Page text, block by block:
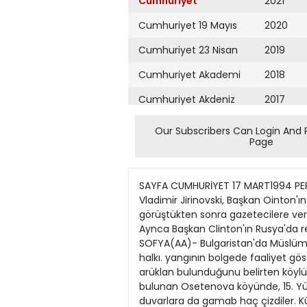
Cumhuriyet 19 Mayıs
Cumhuriyet 23 Nisan
Cumhuriyet Akademi
Cumhuriyet Akdeniz
Cumhuriyet Alışveriş
Cumhuriyet Ankara
Cumhuriyet Büyük
Taaruz
Cumhuriyet
Cumartesi
Cumhuriyet Çevre
2020
2019
2018
2017
2016
2015
2013
2012
2011
2010
2009
Our Subscribers Can Login And
Page
SAYFA CUMHURİYET 17 MART1994 PERŞEMBE 8 DIŞ HABERLER Clinton benden korkmasın' • MOSKOVA(AFP)- Rusya'da aşın sağcı lider Vladimir Jirinovski, Başkan Ointon'ın ondan korkmaması gerektiğini söyledi. Jirinovski Moskova'da eski ABD Başkanı Richard Nixon'la görüştükten sonra gazetecilere verdiği demeçte, "Bay Nixon aracıbğıyla Başkan Clintona şu mesajı gönderdim: Benden korkmayın. Aynca Başkan Clinton'ın Rusya'da reformculan desteklemekten de vazgeçmesi gerekiyor." dedi. Bulgaristarfda camiye saldın • SOFYA(AA)- Bulgaristan'da Müslümanlann yaşadığı bölgelerden biri olan Pavel Banyaya bağlı Gabarevo köyünün camisi yandı. Köy halkı. yangının bolgede faaliyet gösteren aşın milliyetçi Bulgarlar tarafından kasıtU olarak çıkartıldığını belirtiyor. Cami etrafında mazot arüklan bulunduğunu belirten köylüler, yangından önce caminin camlannın kınldığına da dikkat çekiyorlar. Bu arada aynı bölgede bulunan Osetenova köyünde, 15. Yüzyıl'dan kalma tarihi camiye de saldın düzenlendi. Saldırganlar, eski caminin içindeki eşyalan kırdılar, duvarlara da gamab haç çizdiler. Kûçûk eroin satıcısı • NAN AIMO - Kanada'nın Nanaimo kentinde 8 yaşındaki bir kız, sivil polislere eroin satmak isterken yakalandı. Küçük kızı yakalayan pob's memuru Dave Deimling," 17 yıldır bu işi yapıyorum, ilk kez böyle bir şey gördüm. Kuşkulandığımız eve gidince kapıyı açan küçük kız, bizden referans istedi. Bir isim verdik. Bizi içeri aldıktan sonra mutfağa gjtti. Bir eroin paketiyle geldi ve bizden 40 dolar istedi" dedi. Küçük kızın annesinin de tutuklandığı bildirildi. İran'da depremlep •TAHRAN-İran'ın güneyinde ve kuzeybatısında dün iki deprem oldu. Farsan bölgesinde Richterölçegiyle 4.6, Mazandaran bölgesinde de 4.4 şiddetindeki depremlerde can ve mal kaybı olmadı. İran'ın güneyi, güneydoğusuve kuzeydoğusunun son günlerde 30 kez sallandığı bildiriliyor. Tahran-Riyad tıac anlaşmazlığı • TAHRAN (AA) - Suudi Arabistan'ın İranlı hacılara aynlan kotayı yeniden belirleme girişimleri. Tahran'da rahatsızlık yarattı. Tehran Times gazetesinin haberine göre îran Hac Komitesi yetkilisi Hüccet'ül İslam Muhammed Muhammedi Reyşehni, kutsal topraklara gitmek isteyen İranlı hacı adaylannın sayısına kısıtlama geürilmesinin ikili ilişkileri olumsuz yönde etkileyeceğini ifade etti. Suudi Arabistan, İran'a tanınan 115 bin kişilik hac kontenjanını 55 bine indirmek istiyor. Ermenistan'da yılan istilası • ERİVAN(AA)- Ermenistan'm başkenti Erivan'ın, bu ay başından beri düzinelerce engerek yılanı tarafından istilaya uğramış olması, halk arasında büyük korkulara neden oluyor. Halk, bu kadar yılanın ortaya çıkmasının yeni bir depremin habercisi